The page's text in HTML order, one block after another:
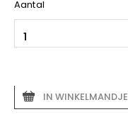
Aantal
IN WINKELMANDJE